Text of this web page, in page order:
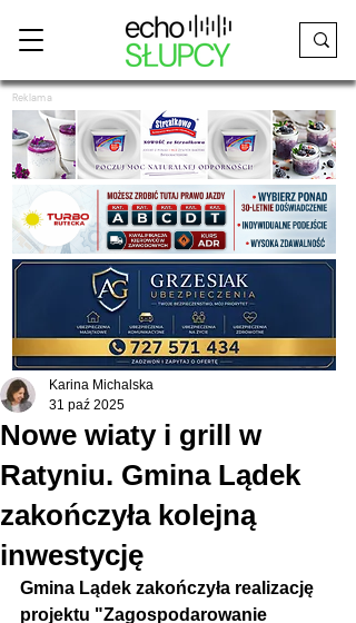
Reklama
Nowe wiaty i grill w
Ratyniu. Gmina Lądek
zakończyła kolejną
inwestycję
Karina Michalska
31 paź 2025
Gmina Lądek zakończyła realizację
projektu "Zagospodarowanie